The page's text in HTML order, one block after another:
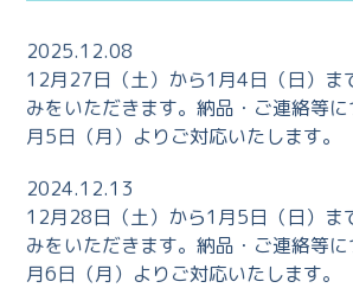
2025.12.08
12月27日（土）から1月4日（日）ま
みをいただきます。納品・ご連絡等
月5日（月）よりご対応いたします。
2024.12.13
12月28日（土）から1月5日（日）ま
みをいただきます。納品・ご連絡等
月6日（月）よりご対応いたします。